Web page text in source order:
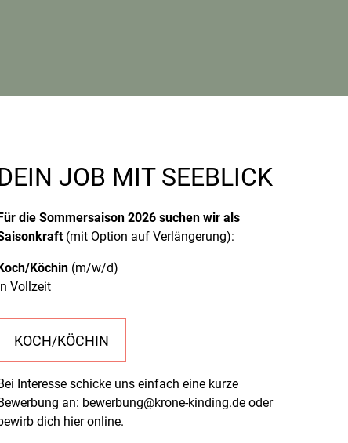
JOB MIT SEEBLICK
die Sommersaison 2026 suchen wir als
(mit Option auf Verlängerung):
Köchin (m/w/d)
Vollzeit
KOCH/KÖCHIN
Interesse schicke uns einfach eine kurze
an: bewerbung@krone-kinding.de oder
dich hier online.